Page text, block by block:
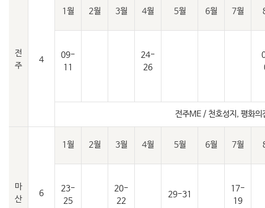
전
주
4
1월 2월 3월 4월 5월 6월 7월
09-
11
24-
26
전주ME / 천호성지, 평화의
마
산
6
1월 2월 3월 4월 5월 6월 7월
23-
25
20-
22
29-31
17-
19